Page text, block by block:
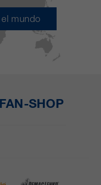
mundo
SHOP